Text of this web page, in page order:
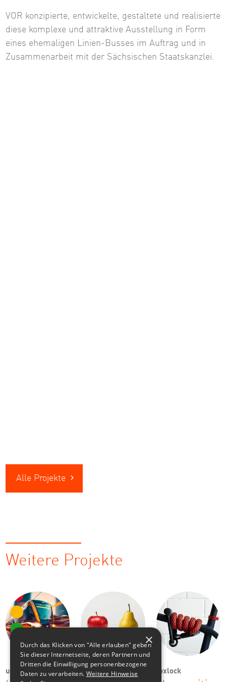
VOR konzipierte, entwickelte, gestaltete und realisierte
diese komplexe und attraktive Ausstellung in Form
eines ehemaligen Linien-Busses im Auftrag und in
Zusammenarbeit mit der Sächsischen Staatskanzlei.
Alle Projekte
Weitere Projekte
urbic
Ostsächsische
texlock
×
Durch das Klicken von "Alle erlauben" geben
Sie dieser Internetseite, deren Partnern und
Dritten die Einwilligung personenbezogene
Daten zu verarbeiten. Weitere Hinweise